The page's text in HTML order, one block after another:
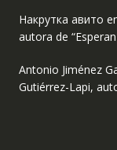
Накрутка авито
autora de
Antonio Jiménez
Gutiérrez-Lapi,